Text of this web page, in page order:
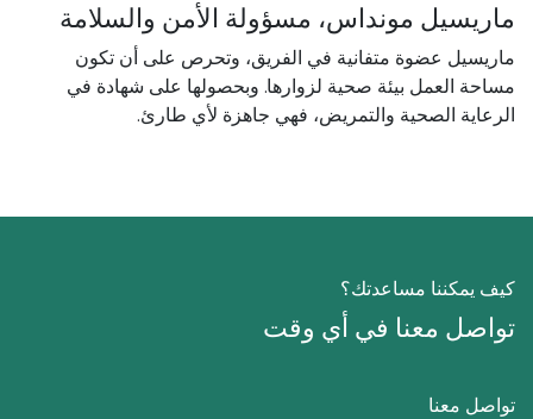
ماريسيل مونداس، مسؤولة الأمن والسلامة
ماريسيل عضوة متفانية في الفريق، وتحرص على أن تكون
مساحة العمل بيئة صحية لزوارها. وبحصولها على شهادة في
الرعاية الصحية والتمريض، فهي جاهزة لأي طارئ.
كيف يمكننا مساعدتك؟
تواصل معنا في أي وقت
تواصل معنا